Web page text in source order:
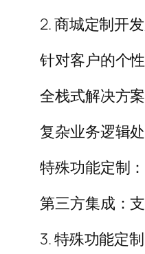
2. 商城定制开
针对客户的个
全栈式解决方
复杂业务逻辑
特殊功能定制
第三方集成：
3. 特殊功能定制